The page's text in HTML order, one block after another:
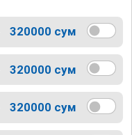
320000 сум
320000 сум
320000 сум